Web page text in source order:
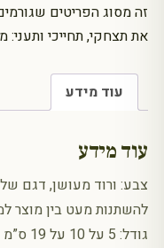
זה מסוג הפריטים
את תצחקי, תחייכי ותעני:
עוד מידע
עוד מידע
צבע: ורוד מעושן, דגם
להשתנות מעט בין מוצר
גודל: 5 על 10 על 19 ס”מ